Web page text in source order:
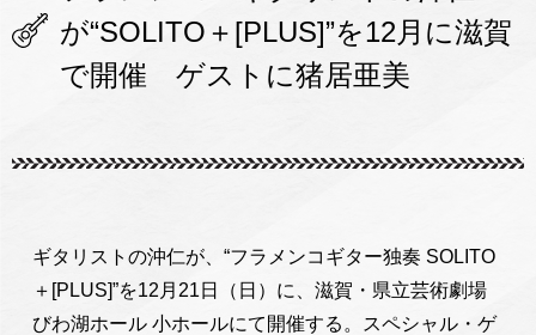
が“SOLITO＋[PLUS]”を12月に滋賀
で開催 ゲストに猪居亜美
ギタリストの沖仁が、“フラメンコギター独奏 SOLITO
＋[PLUS]”を12月21日（日）に、滋賀・県立芸術劇場
びわ湖ホール 小ホールにて開催する。スペシャル・ゲ